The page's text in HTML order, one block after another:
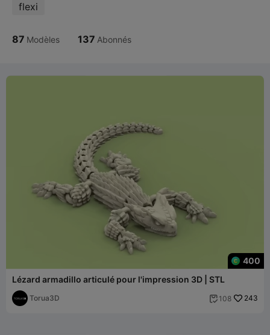
flexi
87 Modèles 137 Abonnés
400
Lézard armadillo articulé pour l'impression 3D | STL
Torua3D  108 243